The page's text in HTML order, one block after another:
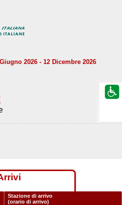
2026 - 12 Dicembre 2026
Stazione di arrivo
(orario di arrivo)